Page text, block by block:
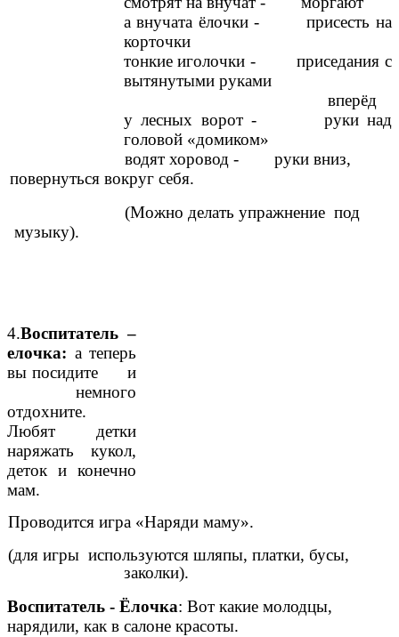
а внучата ёлочки - присесть на
корточки
тонкие иголочки - приседания с
вытянутыми руками
вперёд
у лесных ворот - руки над
головой «домиком»
водят хоровод - руки вниз,
повернуться вокруг себя.
(Можно делать упражнение под
музыку).
4.Воспитатель –
елочка: а теперь
вы посидите и
немного
отдохните.
Любят детки
наряжать кукол,
деток и конечно
мам.
Проводится игра «Наряди маму».
(для игры используются шляпы, платки, бусы,
заколки).
Воспитатель - Ёлочка: Вот какие молодцы,
нарядили, как в салоне красоты.